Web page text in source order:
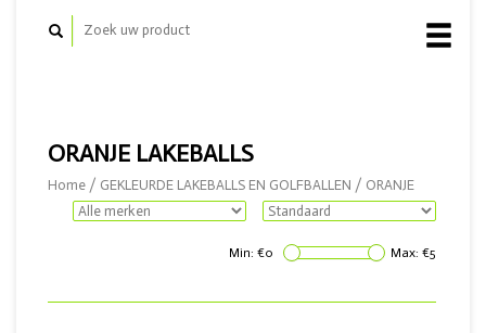
ORANJE LAKEBALLS
Home / GEKLEURDE LAKEBALLS EN GOLFBALLEN / ORANJE
Min: €0 Max: €5